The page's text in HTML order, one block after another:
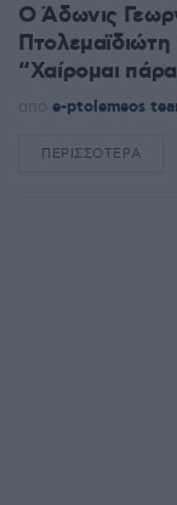
Ο Άδωνις
“Χαίρομαι
από e-ptolemeos
ΠΕΡΙΣΣΌΤΕΡΑ